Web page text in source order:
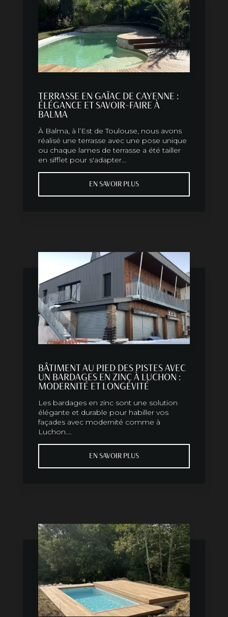
TERRASSE EN GAÏAC DE CAYENNE :
ÉLÉGANCE ET SAVOIR-FAIRE À
BALMA
À Balma, à l’Est de Toulouse, nous avons
réalisé une terrasse avec une pose unique
ou chaque lames de terrasse a été tailler
en sifflet pour s'adapter...
EN SAVOIR PLUS
BÂTIMENT AU PIED DES PISTES AVEC
UN BARDAGES EN ZINC À LUCHON :
MODERNITÉ ET LONGÉVITÉ
Les bardages en zinc sont une solution
élégante et durable pour habiller vos
façades avec modernité comme à
Luchon....
EN SAVOIR PLUS